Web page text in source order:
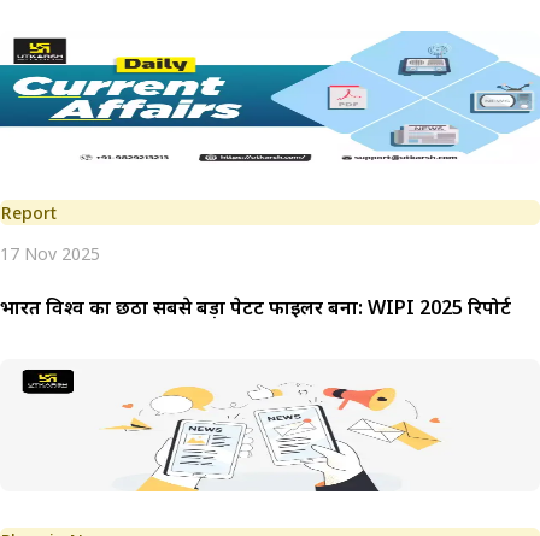
Report
17 Nov 2025
भारत विश्व का छठा सबसे बड़ा पेटेंट फाइलर बना: WIPI 2025 रिपोर्ट